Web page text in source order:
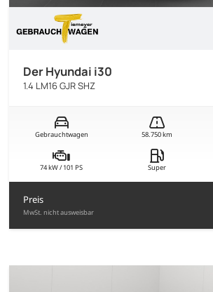
Der Hyundai i30
1.4 LM16 GJR SHZ
Gebrauchtwagen 58.750 km
74 kW / 101 PS Super
Preis
MwSt. nicht ausweisbar